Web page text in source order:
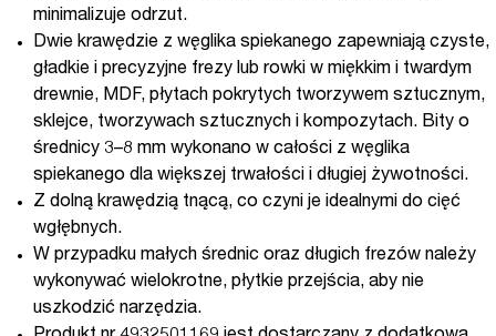
minimalizuje odrzut.
Dwie krawędzie z węglika spiekanego zapewniają czyste,
gładkie i precyzyjne frezy lub rowki w miękkim i twardym
drewnie, MDF, płytach pokrytych tworzywem sztucznym,
sklejce, tworzywach sztucznych i kompozytach. Bity o
średnicy 3–8 mm wykonano w całości z węglika
spiekanego dla większej trwałości i długiej żywotności.
Z dolną krawędzią tnącą, co czyni je idealnymi do cięć
wgłębnych.
W przypadku małych średnic oraz długich frezów należy
wykonywać wielokrotne, płytkie przejścia, aby nie
uszkodzić narzędzia.